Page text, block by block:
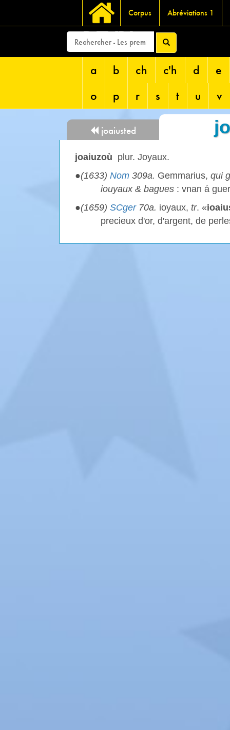
Corpus Abréviations 1
DEVRI
a b ch c'h d
e
o
p r s t u v
joaiusted
joaiuzoù plur. Joyaux.
●(1633) Nom 309a. Gemmarius, qui
iouyaux & bagues : vnan á
●(1659) SCger70a. ioyaux, tr. «
precieux d'or, d'argent, de